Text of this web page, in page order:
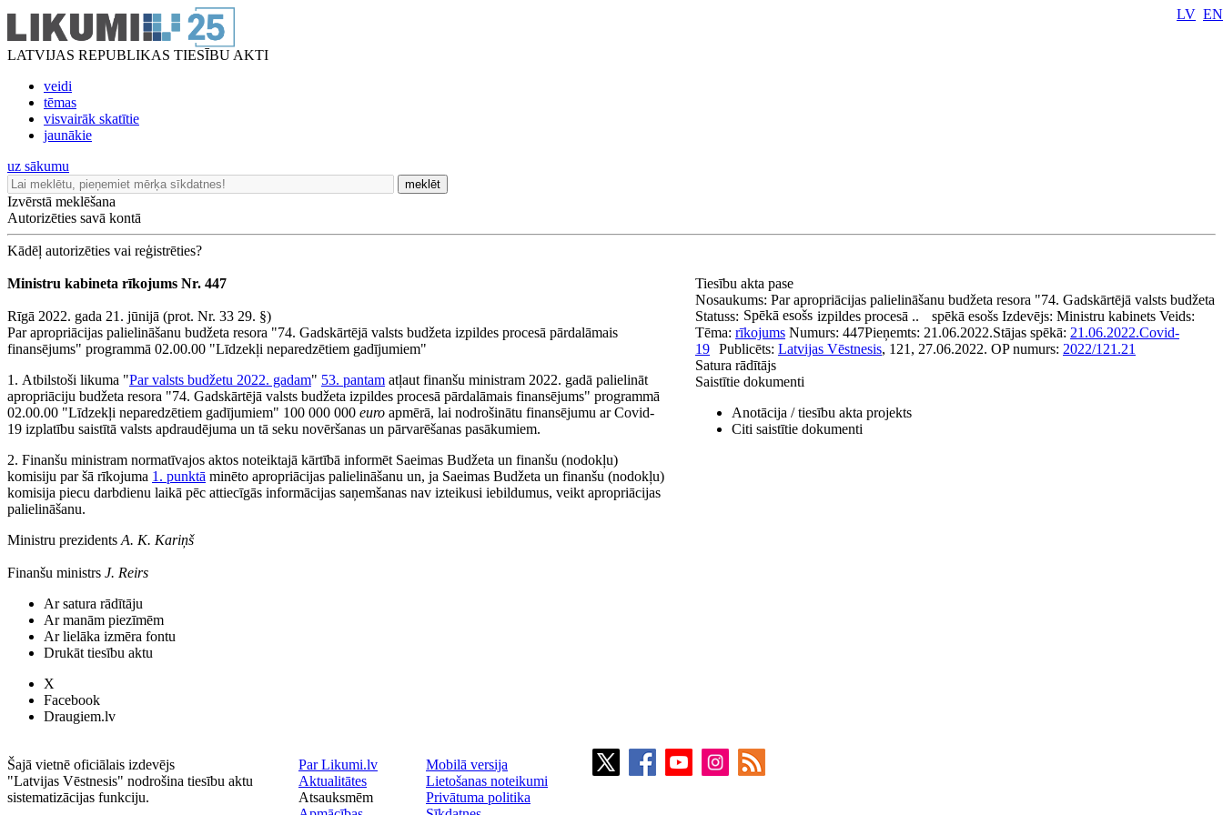
LATVIJAS REPUBLIKAS TIESĪBU AKTI
veidi
tēmas
visvairāk skatītie
jaunākie
LV EN
uz sākumu
meklēt
Izvērstā meklēšana
Autorizēties savā kontā
Kādēļ autorizēties vai reģistrēties?
Ministru kabineta rīkojums Nr. 447
Rīgā 2022. gada 21. jūnijā (prot. Nr. 33 29. §)
Par apropriācijas palielināšanu budžeta resora "74. Gadskārtējā valsts budžeta izpildes procesā pārdalāmais
finansējums" programmā 02.00.00 "Līdzekļi neparedzētiem gadījumiem"
1. Atbilstoši likuma "Par valsts budžetu 2022. gadam" 53. pantam atļaut finanšu ministram 2022. gadā palielināt
apropriāciju budžeta resora "74. Gadskārtējā valsts budžeta izpildes procesā pārdalāmais finansējums" programmā
02.00.00 "Līdzekļi neparedzētiem gadījumiem" 100 000 000 euro apmērā, lai nodrošinātu finansējumu ar Covid-
19 izplatību saistītā valsts apdraudējuma un tā seku novēršanas un pārvarēšanas pasākumiem.
2. Finanšu ministram normatīvajos aktos noteiktajā kārtībā informēt Saeimas Budžeta un finanšu (nodokļu)
komisiju par šā rīkojuma 1. punktā minēto apropriācijas palielināšanu un, ja Saeimas Budžeta un finanšu (nodokļu)
komisija piecu darbdienu laikā pēc attiecīgās informācijas saņemšanas nav izteikusi iebildumus, veikt apropriācijas
palielināšanu.
Ministru prezidents A. K. Kariņš
Finanšu ministrs J. Reirs
Tiesību akta pase
Nosaukums: Par apropriācijas palielināšanu budžeta resora "74. Gadskārtējā valsts budžeta
izpildes procesā ..
Statuss: Spēkā esošs spēkā esošs Izdevējs: Ministru kabinets Veids:
rīkojums Numurs: 447Pieņemts: 21.06.2022.Stājas spēkā: 21.06.2022.
Tēma:
Covid-
19 Publicēts: Latvijas Vēstnesis, 121, 27.06.2022. OP numurs: 2022/121.21
Satura rādītājs
Saistītie dokumenti
Anotācija / tiesību akta projekts
Citi saistītie dokumenti
Ar satura rādītāju
Ar manām piezīmēm
Ar lielāka izmēra fontu
Drukāt tiesību aktu
X
Facebook
Draugiem.lv
Šajā vietnē oficiālais izdevējs
"Latvijas Vēstnesis" nodrošina tiesību aktu
sistematizācijas funkciju.
Par Likumi.lv
Aktualitātes
Atsauksmēm
Mobilā versija
Lietošanas noteikumi
Privātuma politika